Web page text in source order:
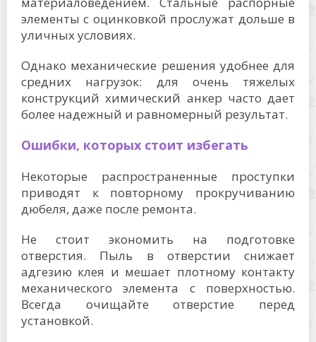
элементы с оцинковкой прослужат дольше в
уличных условиях.
Однако механические решения удобнее для
средних нагрузок: для очень тяжелых
конструкций химический анкер часто дает
более надежный и равномерный результат.
Ошибки, которых стоит избегать
Некоторые распространенные проступки
приводят к повторному прокручиванию
дюбеля, даже после ремонта.
Не стоит экономить на подготовке
отверстия. Пыль в отверстии снижает
адгезию клея и мешает плотному контакту
механического элемента с поверхностью.
Всегда очищайте отверстие перед
установкой.